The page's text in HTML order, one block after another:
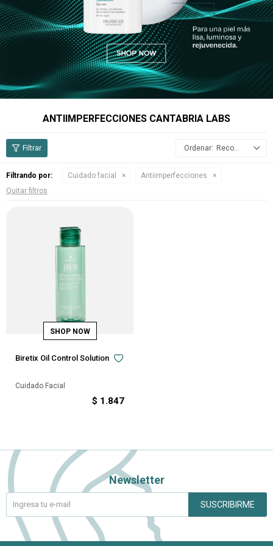
ANTIIMPERFECCIONES CANTABRIA LABS
Recomendados
Filtrando por: Cuidado facial
Antiimperfecciones
Quitar filtros
Biretix Oil Control Solution
Cuidado Facial
$ 1.847
Newsletter
SUSCRIBIRME